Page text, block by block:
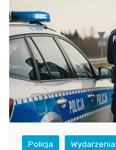
Policja Wydarzenia